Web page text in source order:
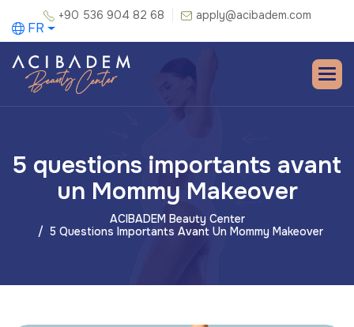
+90 536 904 82 68 apply@acibadem.com
FR
5 questions importants avant
un Mommy Makeover
ACIBADEM Beauty Center
5 Questions Importants Avant Un Mommy Makeover